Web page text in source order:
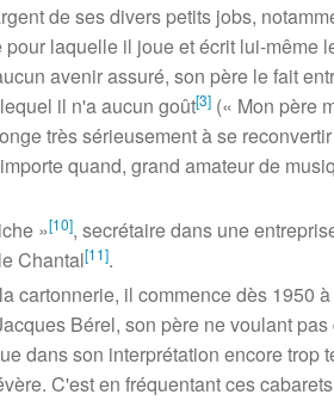
de ses divers petits jobs,
laquelle il joue et écrit lui-même
avenir assuré, son père le fait
il n'a aucun goût[3] (« Mon père
très sérieusement à se
quand, grand amateur de
»[10], secrétaire dans une
Chantal[11].
cartonnerie, il commence dès 1950
Bérel, son père ne voulant
dans son interprétation encore
C'est en fréquentant ces